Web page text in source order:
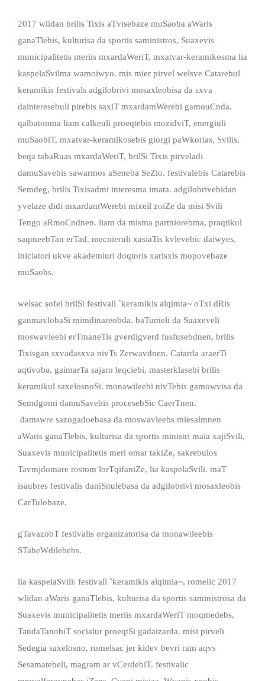
2017 wlidan brilis Tixis aTvisebaze muSaoba aWaris
ganaTlebis, kulturisa da sportis saministros, Suaxevis
municipalitetis meriis mxardaWeriT, mxatvar-keramikosma lia
kaspelaSvilma wamoiwyo. mis mier pirvel welsve Catarebul
keramikis festivals adgilobrivi mosaxleobisa da sxva
dainteresebuli pirebis saxiT mxardamWerebi gamouCnda.
qalbatonma liam calkeuli proeqtebis mozidviT, energiuli
muSaobiT, mxatvar-keramikosebis giorgi paWkorias, Svilis,
beqa tabaRuas mxardaWeriT, brilSi Tixis pirveladi
damuSavebis sawarmos aSeneba SeZlo. festivalebis Catarebis
Semdeg, brilis Tixisadmi interesma imata. adgilobrivebidan
yvelaze didi mxardamWerebi mixeil zoiZe da misi Svili
Tengo aRmoCndnen. liam da misma partniorebma, praqtikul
saqmeebTan erTad, mecnieruli xasiaTis kvlevebic daiwyes.
iniciatori ukve akademiuri doqtoris xarisxis mopovebaze
muSaobs.
welsac sofel brilSi festivali `keramikis alqimia~ oTxi dRis
ganmavlobaSi mimdinareobda. baTumeli da Suaxeveli
moswavleebi erTmaneTis gverdigverd fusfusebdnen, brilis
Tixisgan sxvadasxva nivTs Zerwavdnen. Catarda araerTi
aqtivoba, gaimarTa sajaro leqciebi, masterklasebi brilis
keramikul saxelosnoSi. monawileebi nivTebis gamowvisa da
Semdgomi damuSavebis procesebSic CaerTnen.
damswre sazogadoebasa da moswavleebs miesalmnen
aWaris ganaTlebis, kulturisa da sportis ministri maia xajiSvili,
Suaxevis municipalitetis meri omar takiZe, sakrebulos
Tavmjdomare rostom lorTqifaniZe, lia kaspelaSvili. maT
isaubres festivalis daniSnulebasa da adgilobrivi mosaxleobis
CarTulobaze.
gTavazobT festivalis organizatorisa da monawileebis
STabeWdilebebs.
lia kaspelaSvili: festivali `keramikis alqimia~, romelic 2017
wlidan aWaris ganaTlebis, kulturisa da sportis saministrosa da
Suaxevis municipalitetis meriis mxardaWeriT moqmedebs,
TandaTanobiT socialur proeqtSi gadaizarda. misi pirveli
Sedegia saxelosno, romelsac jer kidev bevri ram aqvs
Sesamatebeli, magram ar vCerdebiT. festivalic